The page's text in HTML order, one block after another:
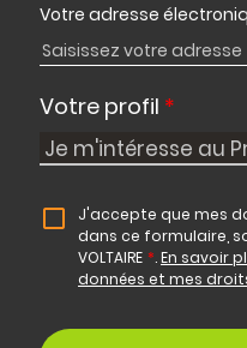
Votre adresse
Votre profil *
J'accepte que mes
dans ce formulaire,
VOLTAIRE *.En savoir
données et mes